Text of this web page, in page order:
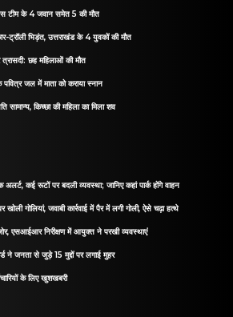
टीम के 4 जवान समेत 5 की मौत
ट्रॉली भिड़ंत, उत्तराखंड के 4 युवकों की मौत
त्रासदी: छह महिलाओं की मौत
जल में माता को कराया स्नान
सामान्य, किच्छा की महिला का मिला शव
कई रूटों पर बदली व्यवस्था; जानिए कहां पार्क होंगे वाहन
गोलियां, जवाबी कार्रवाई में पैर में लगी गोली, ऐसे चढ़ा हत्थे
एसआईआर निरीक्षण में आयुक्त ने परखी व्यवस्थाएं
ने जनता से जुड़े 15 मुद्दों पर लगाई मुहर
के लिए खुशखबरी